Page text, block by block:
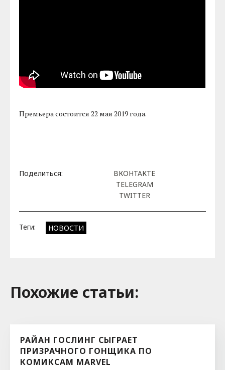
Премьера состоится 22 мая 2019 года.
Поделиться:
ВКОНТАКТЕ
TELEGRAM
TWITTER
Теги: НОВОСТИ
Похожие cтатьи:
РАЙАН ГОСЛИНГ СЫГРАЕТ
ПРИЗРАЧНОГО ГОНЩИКА ПО
КОМИКСАМ MARVEL